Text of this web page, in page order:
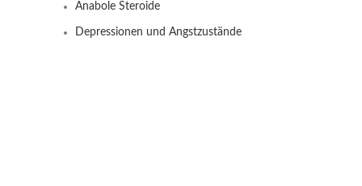
Anabole Steroide
Depressionen und Angstzustände